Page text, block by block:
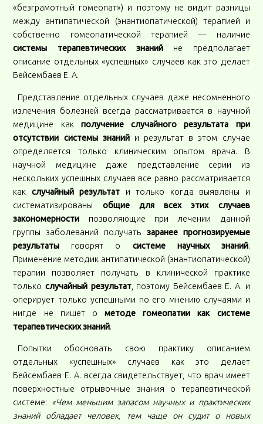
«безграмотный гомеопат») и поэтому не видит разницы
между антипатической (энантиопатической) терапией и
собственно гомеопатической терапией — наличие
системы терапевтических знанийне предполагает
описание отдельных «успешных» случаев как это делает
Бейсембаев Е. А.
Представление отдельных случаев даже несомненного
излечения болезней всегда рассматривается в научной
медицине как получение случайного результата при
отсутствии системы знанийи результат в этом случае
определяется только клиническим опытом врача. В
научной медицине даже представление серии из
нескольких успешных случаев все равно рассматривается
как случайный результат и только когда выявлены и
систематизированы общие для всех этих случаев
закономерности позволяющие при лечении данной
группы заболеваний получать заранее прогнозируемые
результаты говорят о системе научных знаний.
Применение методик антипатической (энантиопатической)
терапии позволяет получать в клинической практике
только случайный результат, поэтому Бейсембаев Е. А. и
оперирует только успешными по его мнению случаями и
нигде не пишет ометоде гомеопатии как системе
терапевтических знаний.
Попытки обосновать свою практику описанием
отдельных «успешных» случаев как это делает
Бейсембаев Е. А. всегда свидетельствует, что врач имеет
поверхностные отрывочные знания о терапевтической
системе: «Чем меньшим запасом научных и практических
знаний обладает человек, тем чаще он судит о новых